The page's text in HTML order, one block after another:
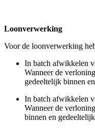
Loonverwerking
Voor de loonverwerking
In batch afwikkelen
Wanneer de
gedeeltelijk binnen
In batch afwikkelen
Wanneer de
binnen en